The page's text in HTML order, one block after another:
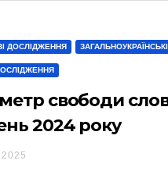
ДОСЛІДЖЕННЯ
свободи
2024 року